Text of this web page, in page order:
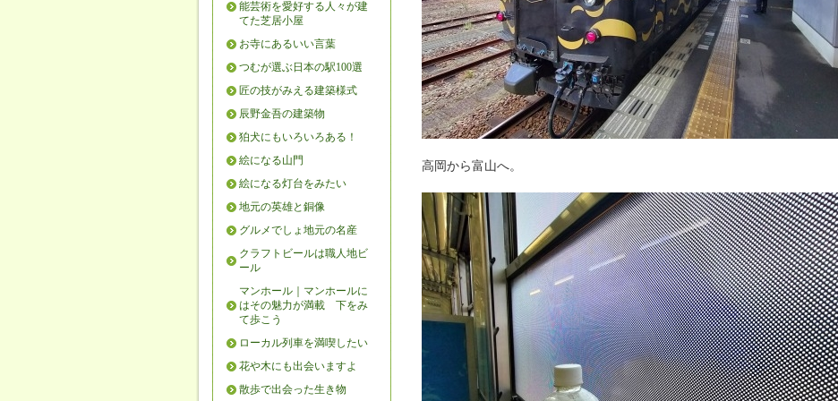
高岡から富山へ。
能芸術を愛好する人々が建
てた芝居小屋
お寺にあるいい言葉
つむが選ぶ日本の駅100選
匠の技がみえる建築様式
辰野金吾の建築物
狛犬にもいろいろある！
絵になる山門
絵になる灯台をみたい
地元の英雄と銅像
グルメでしょ地元の名産
クラフトビールは職人地ビ
ール
マンホール｜マンホールに
はその魅力が満載 下をみ
て歩こう
ローカル列車を満喫したい
花や木にも出会いますよ
散歩で出会った生き物